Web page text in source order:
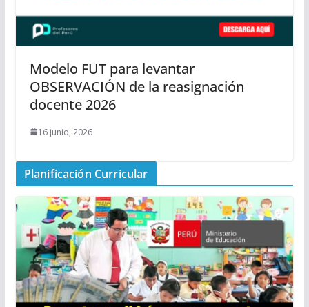
Modelo FUT para levantar
OBSERVACIÓN de la reasignación
docente 2026
16 junio, 2026
Planificación Curricular